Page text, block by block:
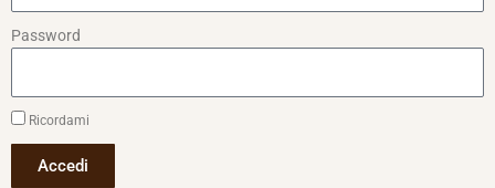
Password
Ricordami
Accedi